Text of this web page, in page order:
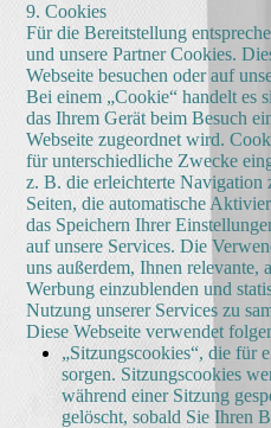
9. Cookies
Für die Bereitstellung
und unsere Partner Cookies.
Webseite besuchen oder auf
Bei einem „Cookie“ handelt es
das Ihrem Gerät beim Besuch
Webseite zugeordnet wird.
für unterschiedliche Zwecke
z. B. die erleichterte Navigation
Seiten, die automatische
das Speichern Ihrer
auf unsere Services. Die
uns außerdem, Ihnen relevante,
Werbung einzublenden und
Nutzung unserer Services zu
Diese Webseite verwendet
„Sitzungscookies“, die für
sorgen. Sitzungscookies
während einer Sitzung
gelöscht, sobald Sie Ihren